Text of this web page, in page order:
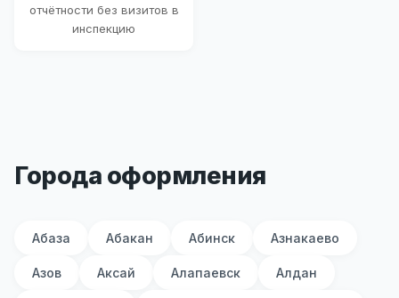
отчётности без визитов в
инспекцию
Города оформления
Абаза Абакан Абинск Азнакаево
Азов Аксай Алапаевск Алдан